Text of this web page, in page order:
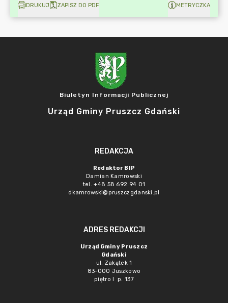
DRUKUJ ZAPISZ DO PDF METRYCZKA
Biuletyn Informacji Publicznej
Urząd Gminy Pruszcz Gdański
REDAKCJA
Redaktor BIP
Damian Kamrowski
tel. +48 58 692 94 01
dkamrowski@pruszczgdanski.pl
ADRES REDAKCJI
Urząd Gminy Pruszcz
Gdański
ul. Zakątek 1
83-000 Juszkowo
piętro I p. 137